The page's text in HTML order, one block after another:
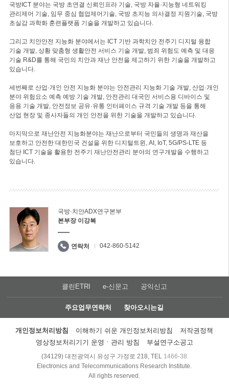
국방ICT 분야는 국방 초연결 신뢰인프라 기술, 국방 자율·지능형 네트워킹
관리제어 기술, 임무 중심 협업제어기술, 국방 초지능 의사결정 지원기술, 국방
초실감 과학화 훈련플랫폼 기술을 개발하고 있습니다.
그리고 치안안전 지능화 분야에서는 ICT 기반 과학치안 전주기 디지털 융합
기술 개발, 상황 맞춤형 생활안전 서비스 기술 개발, 범죄 위험도 예측 및 대응
기술 R&D를 통해 국민의 치안과 재난 안전을 제고하기 위한 기술을 개발하고
있습니다.
세번째로 산업·개인 안전 지능화 분야는 안전관리 지능화 기술 개발, 산업·개인
분야 위험요소 예측 예방 기술 개발, 안전관리 대국민 서비스용 디바이스 및
응용 기술 개발, 안전정보 공유·유통 인터페이스 규격 기술 개발 등을 통해
산업 현장 및 종사자들의 개인 안전을 위한 기술을 개발하고 있습니다.
마지막으로 재난안전 지능화분야는 재난으로부터 국민들의 생명과 재산을
보호하고 안전한 대한민국 건설을 위한 디지털트윈, AI, IoT, 5G/PS-LTE 등
첨단 ICT 기술을 활용한 전주기 재난안전관리 분야의 연구개발을 수행하고
있습니다.
국방·치안ADX연구본부
본부장 이강복
연락처 042-860-5142
클린ETRI e-신문고 공익신고
주요업무연락처 찾아오시는길
개인정보처리방침 이해하기 쉬운 개인정보처리방침
저작권정책
영상정보처리기기 운영ㆍ관리 방침
부설연구소공고
(34129) 대전광역시 유성구 가정로 218, TEL 1466-38
Electronics and Telecommunications Research Institute.
All rights reserved.